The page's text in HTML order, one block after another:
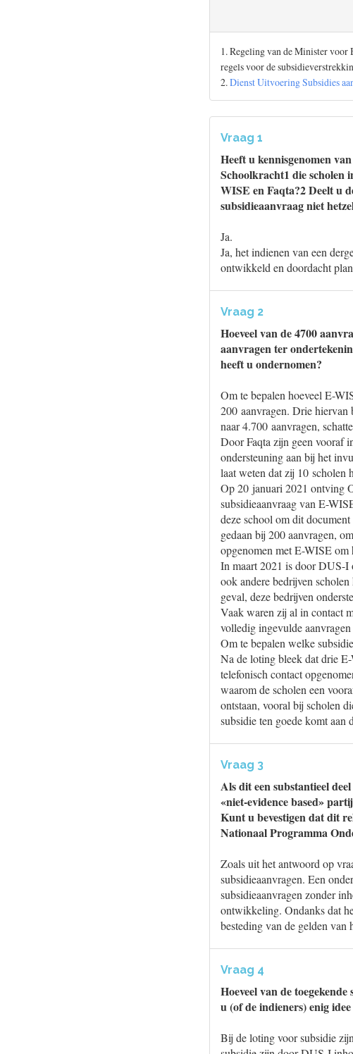
1. Regeling van de Minister voor
regels voor de
2.Dienst Uitvoering Subsidies
Vraag 1
Heeft u kennisgenomen
Schoolkracht1 die scholen
WISE en Faqta?2 Deelt u
subsidieaanvraag niet
Ja.
Ja, het indienen van een
ontwikkeld en doordacht
Vraag 2
Hoeveel van de 4700
aanvragen ter
heeft u ondernomen?
Om te bepalen hoeveel E-
200 aanvragen. Drie
naar 4.700 aanvragen,
Door Faqta zijn geen vooraf
ondersteuning aan bij het
laat weten dat zij 10 scholen
Op 20 januari 2021 ontving
subsidieaanvraag van E-
deze school om dit
gedaan bij 200 aanvragen,
opgenomen met E-WISE om
In maart 2021 is door DUS-I
ook andere bedrijven
geval, deze bedrijven
Vaak waren zij al in contact
volledig ingevulde aanvragen
Om te bepalen welke
Na de loting bleek dat drie
telefonisch contact
waarom de scholen een
ontstaan, vooral bij scholen
subsidie ten goede komt aan
Vraag 3
Als dit een substantieel
«niet-evidence based»
Kunt u bevestigen dat dit
Nationaal Programma
Zoals uit het antwoord op
subsidieaanvragen. Een
subsidieaanvragen zonder
ontwikkeling. Ondanks dat
besteding van de gelden
Vraag 4
Hoeveel van de
u (of de indieners) enig
Bij de loting voor subsidie